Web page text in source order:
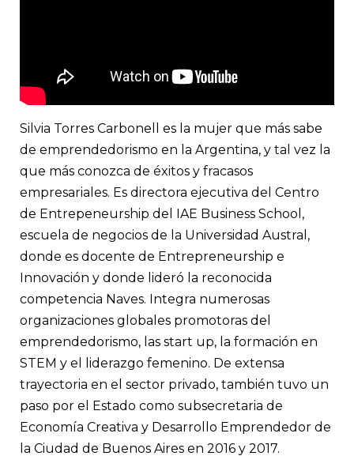
Silvia Torres Carbonell es la mujer que más sabe
de emprendedorismo en la Argentina, y tal vez la
que más conozca de éxitos y fracasos
empresariales. Es directora ejecutiva del Centro
de Entrepeneurship del IAE Business School,
escuela de negocios de la Universidad Austral,
donde es docente de Entrepreneurship e
Innovación y donde lideró la reconocida
competencia Naves. Integra numerosas
organizaciones globales promotoras del
emprendedorismo, las start up, la formación en
STEM y el liderazgo femenino. De extensa
trayectoria en el sector privado, también tuvo un
paso por el Estado como subsecretaria de
Economía Creativa y Desarrollo Emprendedor de
la Ciudad de Buenos Aires en 2016 y 2017.